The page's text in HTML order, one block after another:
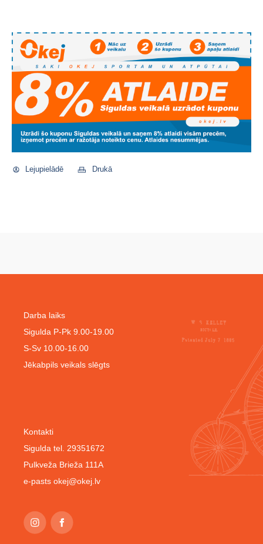
Lejupielādē Drukā
Kontakti
Sigulda tel. 29351672
Pulkveža Brieža 111A
e-pasts okej@okej.lv
Darba laiks
Sigulda P-Pk 9.00-19.00
S-Sv 10.00-16.00
Jēkabpils veikals slēgts